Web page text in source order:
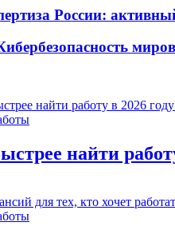
России:
найти